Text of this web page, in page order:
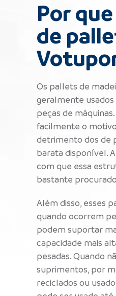
Por
de
Os pallets de
geralmente
peças de
facilmente o
detrimento dos de
barata disponível.
com que essa
bastante
Além disso, esses
quando ocorrem
podem suportar
capacidade mais
pesadas. Quando
suprimentos, por
reciclados ou